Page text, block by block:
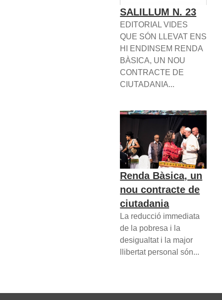
SALILLUM N. 23
EDITORIAL VIDES
QUE SÓN LLEVAT ENS
HI ENDINSEM RENDA
BÀSICA, UN NOU
CONTRACTE DE
CIUTADANIA...
Renda Bàsica, un
nou contracte de
ciutadania
La reducció immediata
de la pobresa i la
desigualtat i la major
llibertat personal són...